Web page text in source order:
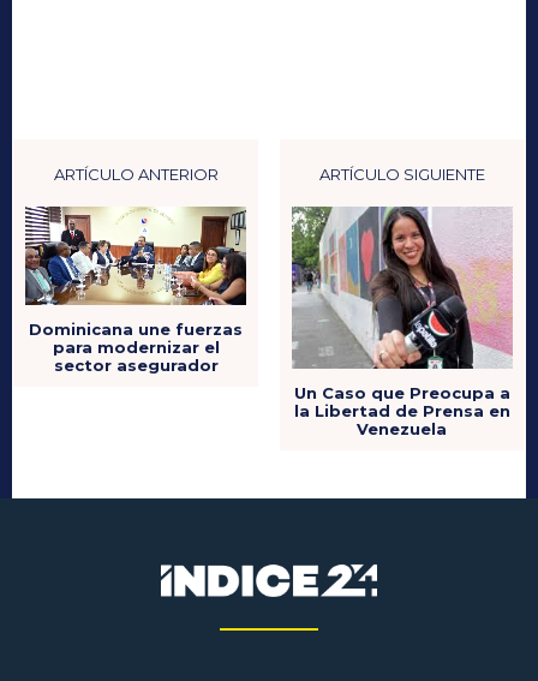
ARTÍCULO ANTERIOR
Dominicana une fuerzas
para modernizar el
sector asegurador
ARTÍCULO SIGUIENTE
Un Caso que Preocupa a
la Libertad de Prensa en
Venezuela